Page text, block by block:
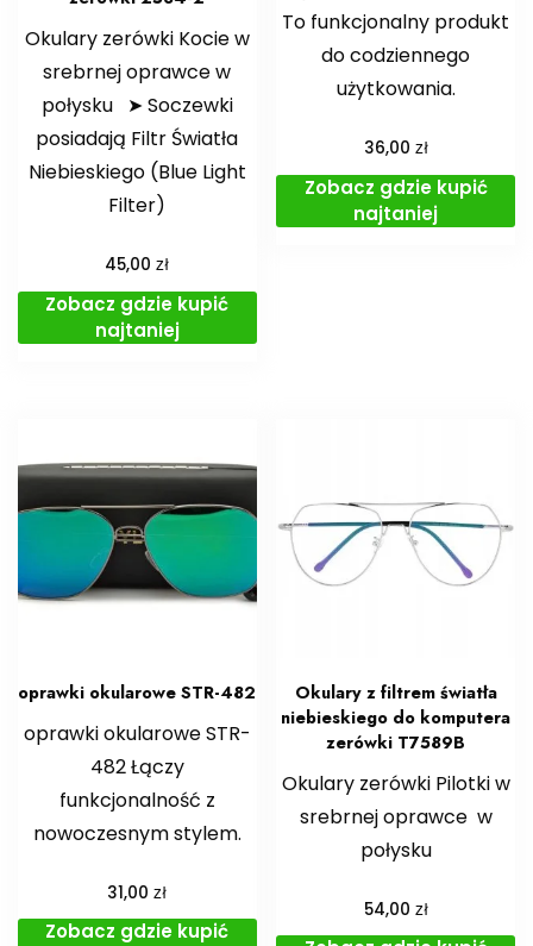
Okulary zerówki Kocie w
srebrnej oprawce w
połysku ➤ Soczewki
posiadają Filtr Światła
Niebieskiego (Blue Light
Filter)
45,00zł
Zobacz gdzie kupić
najtaniej
To funkcjonalny produkt
do codziennego
użytkowania.
36,00 zł
Zobacz gdzie kupić
najtaniej
oprawki okularowe STR-482
oprawki okularowe STR-
482 Łączy
funkcjonalność z
nowoczesnym stylem.
31,00zł
Zobacz gdzie kupić
Okulary z filtrem światła
niebieskiego do komputera
zerówki T7589B
Okulary zerówki Pilotki w
srebrnej oprawce w
połysku
54,00 zł